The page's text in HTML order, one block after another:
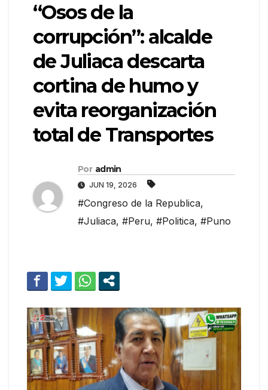
“Osos de la
corrupción”: alcalde
de Juliaca descarta
cortina de humo y
evita reorganización
total de Transportes
Por admin
JUN 19, 2026
#Congreso de la Republica,
#Juliaca, #Peru, #Politica, #Puno